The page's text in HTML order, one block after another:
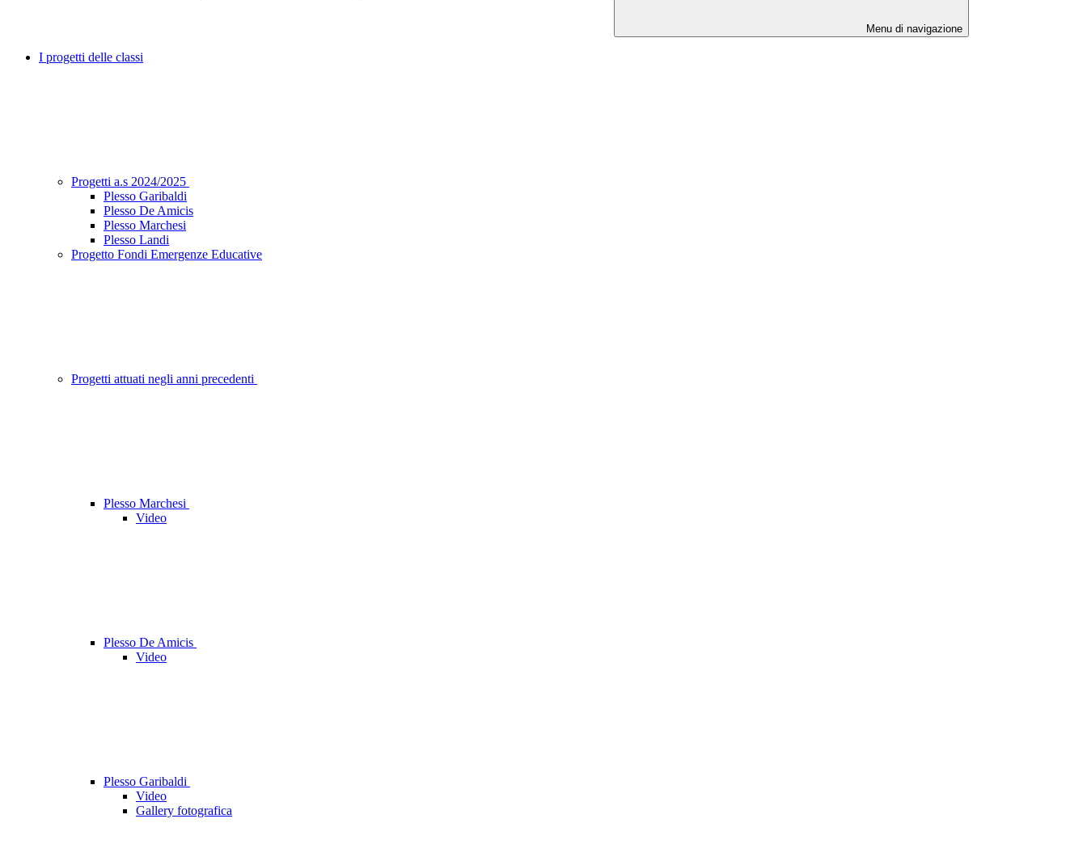
Menu di navigazione
I progetti delle classi
Progetti a.s 2024/2025
Plesso Garibaldi
Plesso De Amicis
Plesso Marchesi
Plesso Landi
Progetto Fondi Emergenze Educative
Progetti attuati negli anni precedenti
Plesso Marchesi
Video
Plesso De Amicis
Video
Plesso Garibaldi
Video
Gallery fotografica